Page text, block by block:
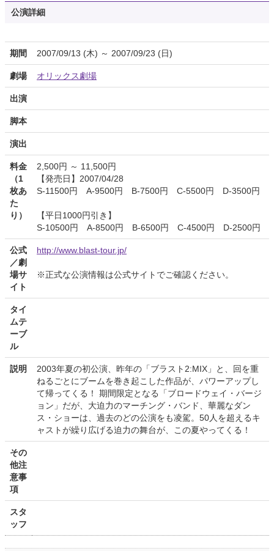
公演詳細
期間 2007/09/13 (木) ～ 2007/09/23 (日)
劇場 オリックス劇場
出演
脚本
演出
料金
（1
枚あ
た
り）
2,500円 ～ 11,500円
【発売日】2007/04/28
S-11500円 A-9500円 B-7500円 C-5500円 D-3500円
【平日1000円引き】
S-10500円 A-8500円 B-6500円 C-4500円 D-2500円
公式
／劇
場サ
イト
http://www.blast-tour.jp/
※正式な公演情報は公式サイトでご確認ください。
タイ
ムテ
ーブ
ル
説明
2003年夏の初公演、昨年の「ブラスト2:MIX」と、回を重
ねるごとにブームを巻き起こした作品が、パワーアップし
て帰ってくる！ 期間限定となる「ブロードウェイ・バージ
ョン」だが、大迫力のマーチング・バンド、華麗なダン
ス・ショーは、過去のどの公演をも凌駕。50人を超えるキ
ャストが繰り広げる迫力の舞台が、この夏やってくる！
その
他注
意事
項
スタ
ッフ